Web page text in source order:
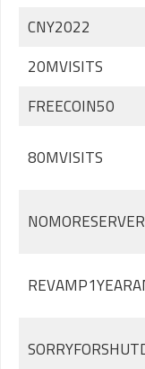
CNY2022
20MVISITS
FREECOIN50
80MVISITS